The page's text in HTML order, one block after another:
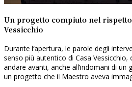
Un progetto compiuto nel
Vessicchio
Durante l’apertura, le parole degli
senso più autentico di Casa
andare avanti, anche all’indomani di un
un progetto che il Maestro aveva